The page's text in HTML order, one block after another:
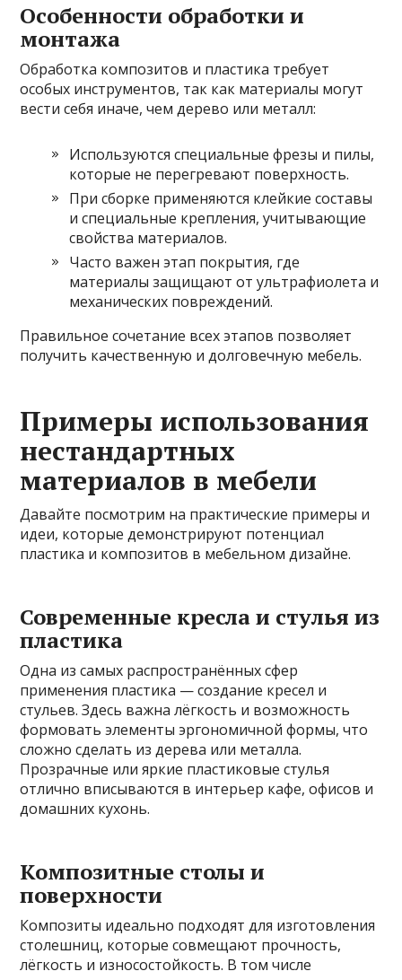
Особенности обработки и
монтажа
Обработка композитов и пластика требует
особых инструментов, так как материалы могут
вести себя иначе, чем дерево или металл:
Используются специальные фрезы и пилы,
которые не перегревают поверхность.
При сборке применяются клейкие составы
и специальные крепления, учитывающие
свойства материалов.
Часто важен этап покрытия, где
материалы защищают от ультрафиолета и
механических повреждений.
Правильное сочетание всех этапов позволяет
получить качественную и долговечную мебель.
Примеры использования
нестандартных
материалов в мебели
Давайте посмотрим на практические примеры и
идеи, которые демонстрируют потенциал
пластика и композитов в мебельном дизайне.
Современные кресла и стулья из
пластика
Одна из самых распространённых сфер
применения пластика — создание кресел и
стульев. Здесь важна лёгкость и возможность
формовать элементы эргономичной формы, что
сложно сделать из дерева или металла.
Прозрачные или яркие пластиковые стулья
отлично вписываются в интерьер кафе, офисов и
домашних кухонь.
Композитные столы и
поверхности
Композиты идеально подходят для изготовления
столешниц, которые совмещают прочность,
лёгкость и износостойкость. В том числе